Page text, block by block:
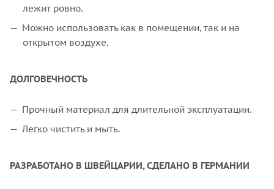
лежит ровно.
Можно использовать как в помещении, так и на
открытом воздухе.
ДОЛГОВЕЧНОСТЬ
Прочный материал для длительной эксплуатации.
Легко чистить и мыть.
РАЗРАБОТАНО В ШВЕЙЦАРИИ, СДЕЛАНО В ГЕРМАНИИ